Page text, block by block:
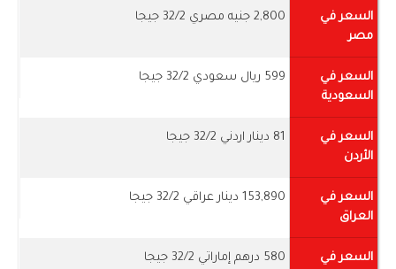
السعر في
مصر
2,800 جنيه مصري 32/2 جيجا
السعر في
السعودية
599 ريال سعودي 32/2 جيجا
السعر في
الأردن
81 دينار اردني 32/2 جيجا
السعر في
العراق
153,890 دينار عراقي 32/2 جيجا
السعر في
580 درهم إماراتي 32/2 جيجا